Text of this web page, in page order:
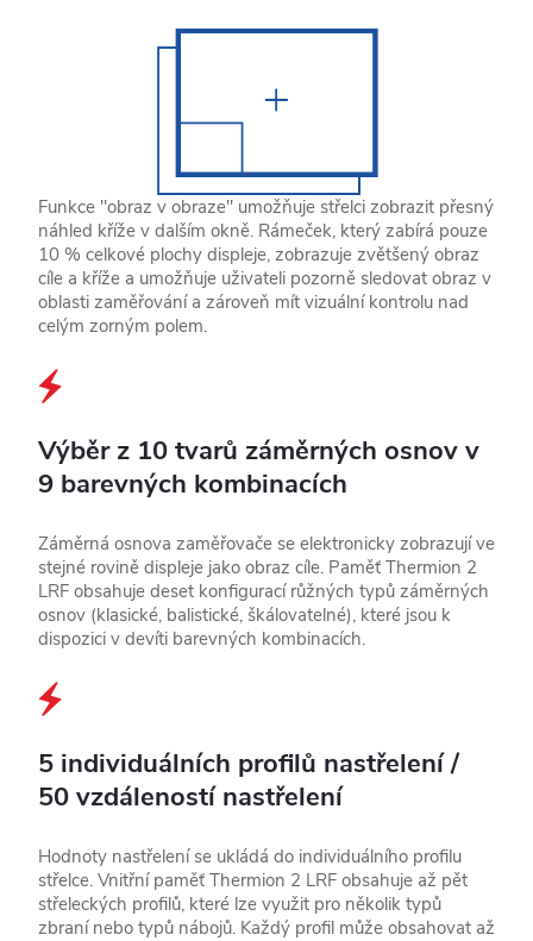
Funkce "obraz v obraze" umožňuje střelci zobrazit přesný
náhled kříže v dalším okně. Rámeček, který zabírá pouze
10 % celkové plochy displeje, zobrazuje zvětšený obraz
cíle a kříže a umožňuje uživateli pozorně sledovat obraz v
oblasti zaměřování a zároveň mít vizuální kontrolu nad
celým zorným polem.
Výběr z 10 tvarů záměrných osnov v
9 barevných kombinacích
Záměrná osnova zaměřovače se elektronicky zobrazují ve
stejné rovině displeje jako obraz cíle. Paměť Thermion 2
LRF obsahuje deset konfigurací růžných typů záměrných
osnov (klasické, balistické, škálovatelné), které jsou k
dispozici v devíti barevných kombinacích.
5 individuálních profilů nastřelení /
50 vzdáleností nastřelení
Hodnoty nastřelení se ukládá do individuálního profilu
střelce. Vnitřní paměť Thermion 2 LRF obsahuje až pět
střeleckých profilů, které lze využit pro několik typů
zbraní nebo typů nábojů. Každý profil může obsahovat až